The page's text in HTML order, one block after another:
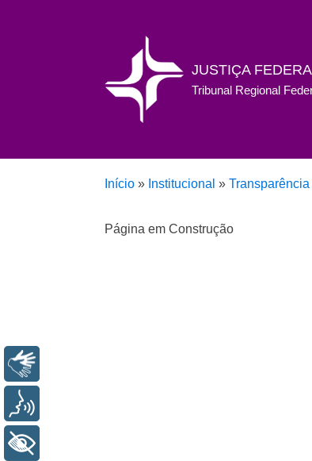
JUSTIÇA
Tribunal Regional
Início » Institucional » Transparência
Página em Construção